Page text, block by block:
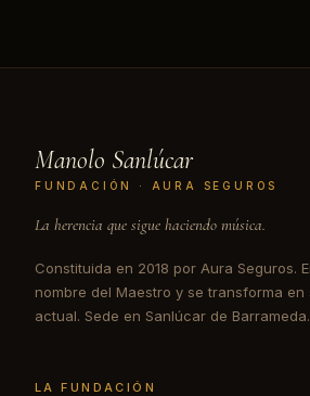
Manolo Sanlúcar
FUNDACIÓN · AURA SEGUROS
La herencia que sigue haciendo música.
Constituida en 2018 por Aura Seguros.
nombre del Maestro y se transforma en
actual. Sede en Sanlúcar de Barrameda.
LA FUNDACIÓN